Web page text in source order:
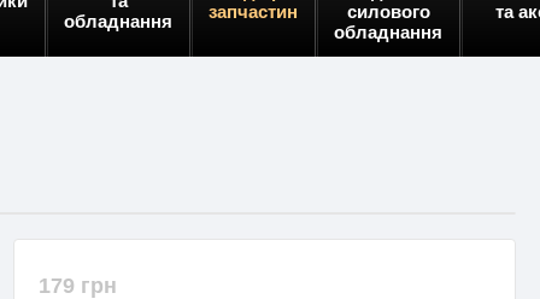
обладнання
запчастин
силового
обладнання
та
179 грн